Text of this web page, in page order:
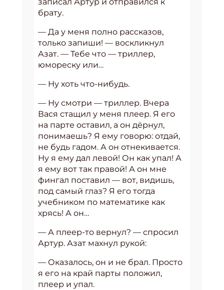
брату.
— Да у меня полно рассказов,
только запиши! — воскликнул
Азат. — Тебе что — триллер,
юмореску или…
— Ну хоть что-нибудь.
— Ну смотри — триллер. Вчера
Вася стащил у меня плеер. Я его
на парте оставил, а он дёрнул,
понимаешь? Я ему говорю: отдай,
не будь гадом. А он отнекивается.
Ну я ему дал левой! Он как упал! А
я ему вот так правой! А он мне
фингал поставил — вот, видишь,
под самый глаз? Я его тогда
учебником по математике как
хрясь! А он…
— А плеер-то вернул? — спросил
Артур. Азат махнул рукой:
— Оказалось, он и не брал. Просто
я его на край парты положил,
плеер и упал.